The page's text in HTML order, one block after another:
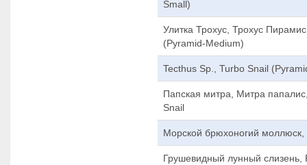
Small)
Улитка Трохус, Трохус
(Pyramid-Medium)
Tecthus Sp., Turbo Snail
Папская митра, Митра
Snail
Морской брюхоногий моллюск,
Грушевидный лунный слизень,